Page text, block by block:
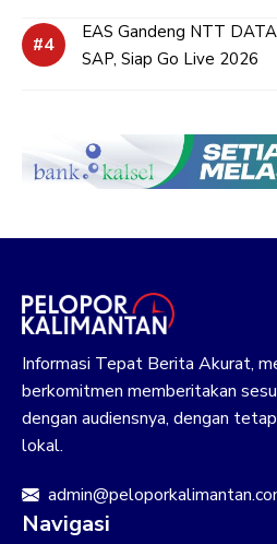
EAS Gandeng NTT
SAP, Siap Go Live 2026
Informasi Tepat Berita Akurat,
berkomitmen memberitakan
dengan audiensnya, dengan
lokal.
Navigasi